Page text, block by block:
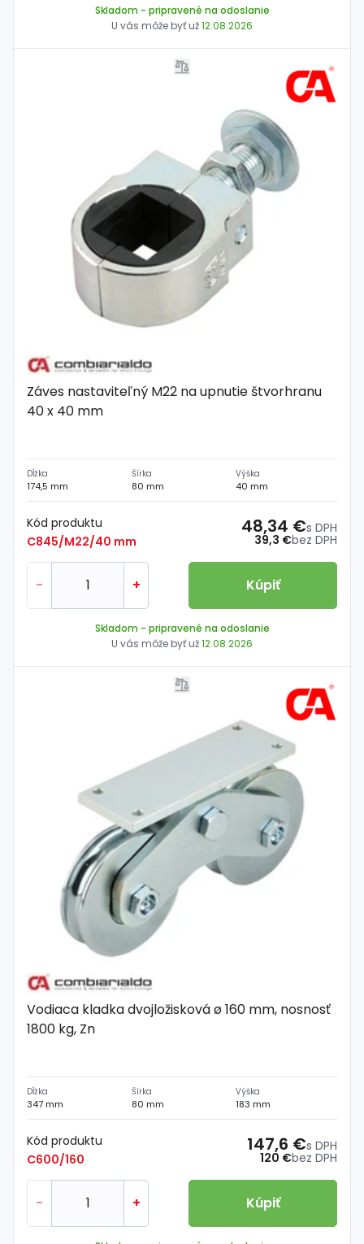
Skladom - pripravené na odoslanie
U vás môže byť už12.08.2026
Záves nastaviteľný M22 na upnutie štvorhranu
40 x 40 mm
Dĺžka
174,5 mm
Šírka
80 mm
Výška
40 mm
Kód produktu
C845/M22/40 mm
39,3 €bez DPH
48,34 €s DPH
- + Kúpiť
Skladom - pripravené na odoslanie
U vás môže byť už12.08.2026
Vodiaca kladka dvojložisková ø 160 mm, nosnosť
1800 kg, Zn
Dĺžka
347 mm
Šírka
80 mm
Výška
183 mm
Kód produktu
C600/160
120 €bez DPH
147,6 €s DPH
- + Kúpiť